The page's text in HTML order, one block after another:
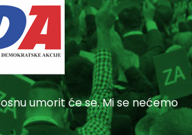
umorit će se. Mi se nećemo